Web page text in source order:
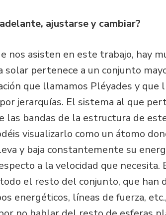
ajustarse y cambiar?
nos asisten en este trabajo, hay
pertenece a un conjunto
que llamamos Pléyades y que
jerarquías. El sistema al que
las bandas de la estructura de
visualizarlo como un átomo
y baja constantemente su
a la velocidad que necesita.
el resto del conjunto, que han
energéticos, líneas de fuerza,